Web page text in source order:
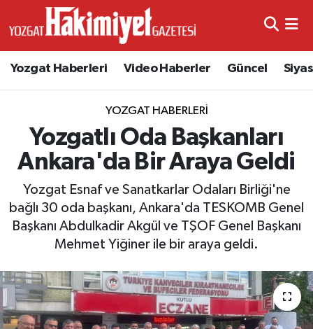
Yozgat Haberleri Video Haberler Güncel
YOZGAT HABERLERI
Yozgatlı Oda Başkanları
Ankara'da Bir Araya Geldi
Yozgat Esnaf ve Sanatkarlar Odaları Birliği'ne
bağlı 30 oda başkanı, Ankara'da TESKOMB Genel
Başkanı Abdulkadir Akgül ve TŞOF Genel Başkanı
Mehmet Yiğiner ile bir araya geldi.